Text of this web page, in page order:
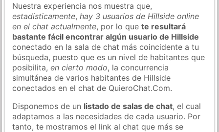
Nuestra experiencia nos muestra que,
estadísticamente,hay 3 usuarios de Hillside online
en el chat actualmente, por lo quete resultará
bastante fácil encontrar algún usuario de Hillside
conectado en la sala de chat más coincidente a tu
búsqueda, puesto que es un nivel de habitantes que
posibilita,en cierto modo, la concurrencia
simultánea de varios habitantes de Hillside
conectados en el chat de QuieroChat.Com.
Disponemos de un listado de salas de chat, el cual
adaptamos a las necesidades de cada usuario. Por
tanto, te mostramos el link al chat que más se